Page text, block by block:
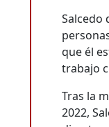
Salcedo
que él
trabajo
Tras la
2022,